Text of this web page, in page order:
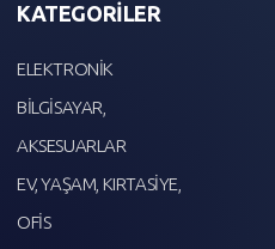
KATEGORİLER
ELEKTRONİK
BİLGİSAYAR,
AKSESUARLAR
EV, YAŞAM, KIRTASİYE,
OFİS